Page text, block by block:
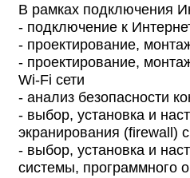
В рамках подключения
- подключение к
- проектирование,
- проектирование,
Wi-Fi сети
- анализ безопасности
- выбор, установка и
экранирования (firewall)
- выбор, установка и
системы, программного